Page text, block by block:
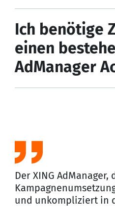
Ich benötige
einen
AdManager
Der XING AdManager,
und unkompliziert in